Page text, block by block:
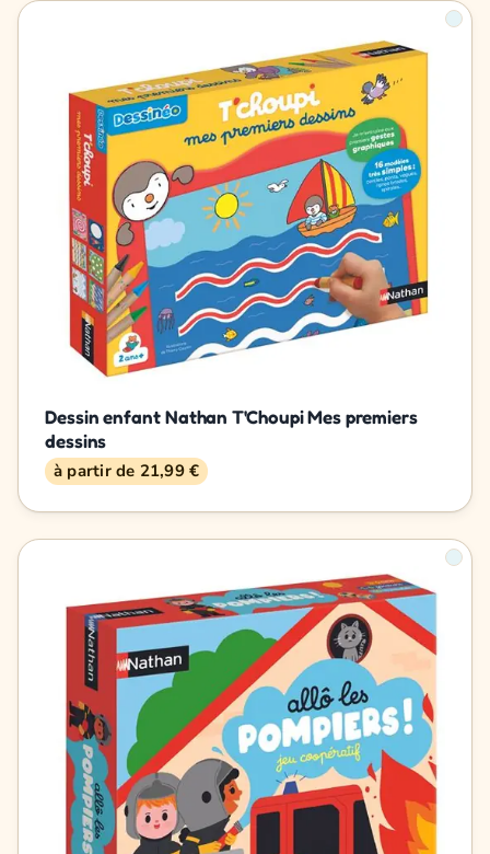
Dessin enfant Nathan T'Choupi Mes premiers
dessins
à partir de 21,99 €